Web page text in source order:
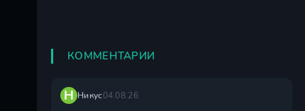
КОММЕНТАРИИ
Н Никус04.08.26